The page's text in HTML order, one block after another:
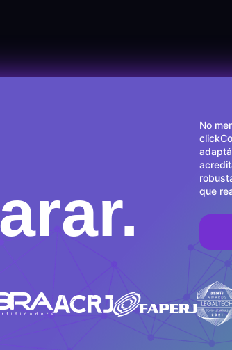
No
que